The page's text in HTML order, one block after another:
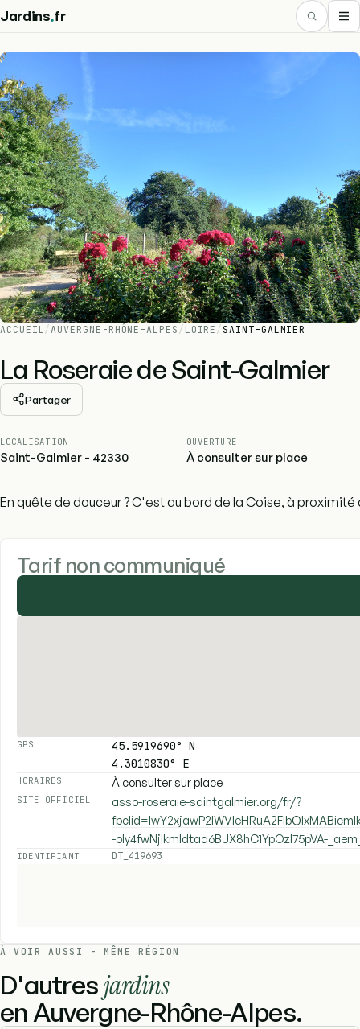
Jardins.fr
ACCUEIL/AUVERGNE-RHÔNE-ALPES / LOIRE / SAINT-GALMIER
La Roseraie de Saint-Galmier
Partager
LOCALISATION
Saint-Galmier - 42330
OUVERTURE
À consulter sur place
En quête de douceur ? C'est au bord de la Coise, à
Tarif non communiqué
GPS
45.5919690° N
4.3010830° E
HORAIRES À consulter sur place
SITE OFFICIEL
asso-roseraie-saintgalmier.org/fr/?
-oly4fwNjlkmldtaa6BJX8hC1YpOzI75pVA-
IDENTIFIANT DT_419693
À VOIR AUSSI - MÊME RÉGION
D'autresjardins
en Auvergne-Rhône-Alpes.